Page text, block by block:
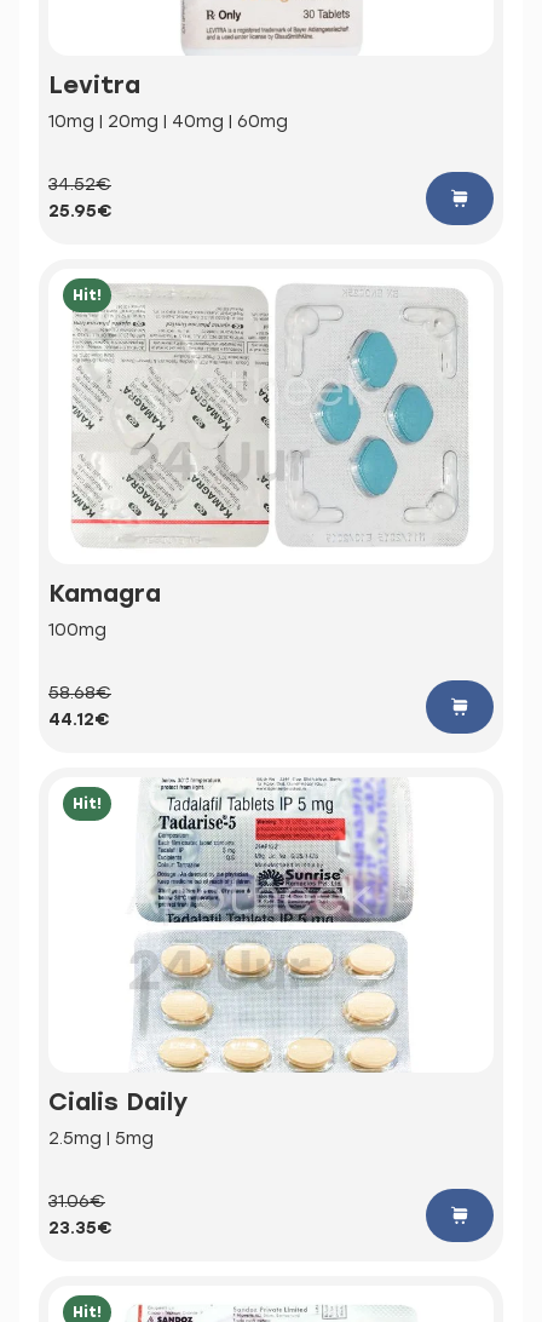
Levitra
10mg | 20mg | 40mg | 60mg
34.52€
25.95€
Hit!
Kamagra
100mg
58.68€
44.12€
Hit!
Cialis Daily
2.5mg | 5mg
31.06€
23.35€
Hit!